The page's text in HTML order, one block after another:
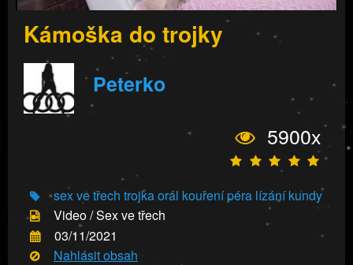
Kámoška do trojky
Peterko
5900x
sex ve třech trojkaorál kouření péra lízání kundy
Video / Sex ve třech
03/11/2021
Nahlásit obsah